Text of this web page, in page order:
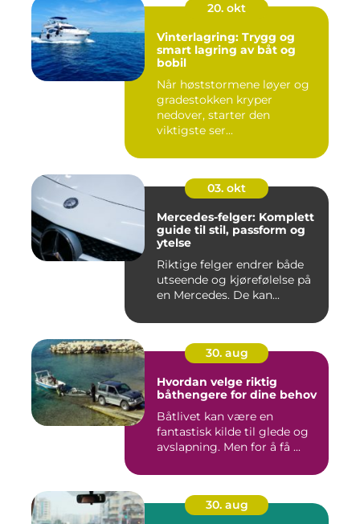
20. okt
Vinterlagring: Trygg og
smart lagring av båt og
bobil
Når høststormene løyer og
gradestokken kryper
nedover, starter den
viktigste ser...
03. okt
Mercedes-felger: Komplett
guide til stil, passform og
ytelse
Riktige felger endrer både
utseende og kjørefølelse på
en Mercedes. De kan...
30. aug
Hvordan velge riktig
båthengere for dine behov
Båtlivet kan være en
fantastisk kilde til glede og
avslapning. Men for å få ...
30. aug